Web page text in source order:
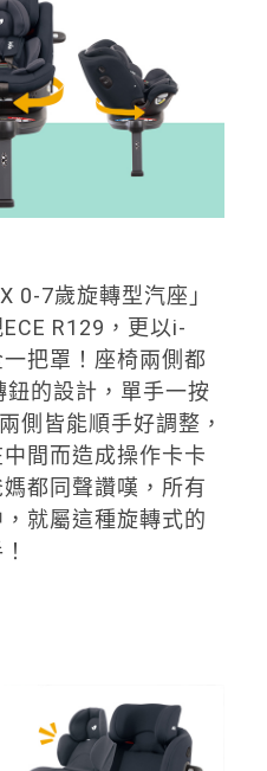
0-7歲旋轉型汽座」
R129，更以i-
把罩！座椅兩側都
的設計，單手一按
側皆能順手好調整，
間而造成操作卡卡
都同聲讚嘆，所有
就屬這種旋轉式的